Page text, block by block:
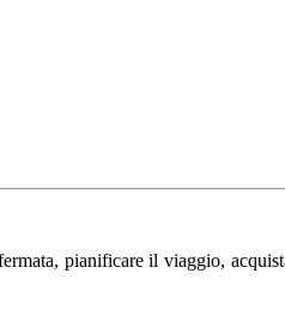
pianificare il viaggio,